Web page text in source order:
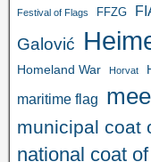
Festival of Flags FFZG
Galović
Homeland War Horvat
maritime flag
municipal coat
national coat